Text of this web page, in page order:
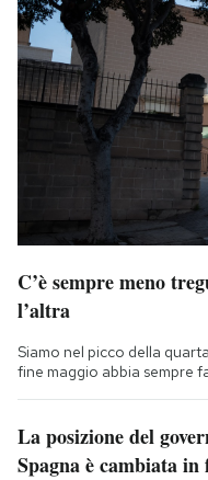
C’è sempre meno
l’altra
Siamo nel picco della
fine maggio abbia sempre
La posizione del
Spagna è cambiata